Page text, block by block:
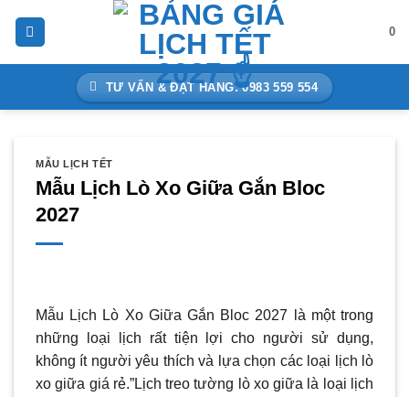
0
TƯ VẤN & ĐẶT HÀNG: 0983 559 554
MẪU LỊCH TẾT
Mẫu Lịch Lò Xo Giữa Gắn Bloc
2027
Mẫu Lịch Lò Xo Giữa Gắn Bloc 2027 là một trong
những loại lịch rất tiện lợi cho người sử dụng,
không ít người yêu thích và lựa chọn các loại lịch lò
xo giữa giá rẻ.”Lịch treo tường lò xo giữa là loại lịch